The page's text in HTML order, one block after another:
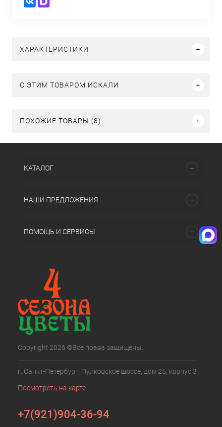
ХАРАКТЕРИСТИКИ
C ЭТИМ ТОВАРОМ ИСКАЛИ
ПОХОЖИЕ ТОВАРЫ (8)
КАТАЛОГ
НАШИ ПРЕДЛОЖЕНИЯ
ПОМОЩЬ И СЕРВИСЫ
Copyright 2026 ©Все права защищены.
г. Санкт-Петербург, Пулковское шоссе, дом 25, корпус 3
Посмотреть на карте
+7(921)904-36-94